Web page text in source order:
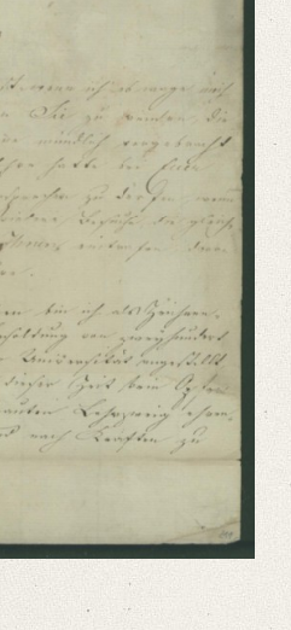
ich neulich schon [...]“